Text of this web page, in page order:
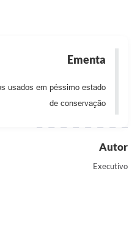
Ementa
usados em péssimo estado
de conservação
Autor
Executivo